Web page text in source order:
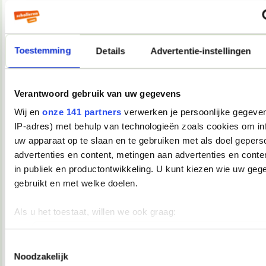
Toestemming Details Advertentie-instellingen
Verantwoord gebruik van uw gegevens
Wij en onze 141 partners verwerken je persoonlijke
IP-adres) met behulp van technologieën zoals cookies om
uw apparaat op te slaan en te gebruiken met als doel
advertenties en content, metingen aan advertenties en
in publiek en productontwikkeling. U kunt kiezen wie uw
gebruikt en met welke doelen.
Als u het toestaat, willen we ook graag:
Uw apparaat identificeren door het actief te scannen op
Noodzakelijk
Als ik morgen tijd heb, resize ik een paar foto's en upload ik
ze even.
__________________
08-12-2007, 17:39
Oooh, Junior Songfestival
Ik kijk ook en ik vind dat dat mag
08-12-2007, 17:40
Martiño
Andijvie schreef:
Oooh, Junior Songfestival
Andijvie, je daalt nu enorm in aanzien bij mij.
__________________
08-12-2007, 17:44